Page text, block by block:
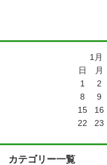
1月
日
月
1
2
8
9
15
16
22
23
カテゴリー一覧